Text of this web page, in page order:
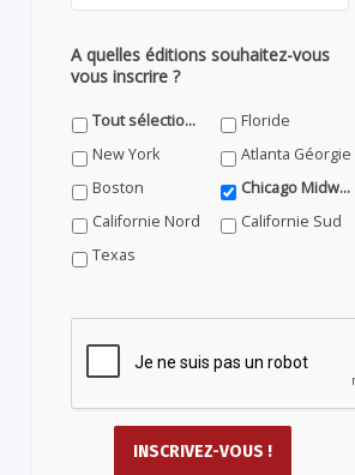
A quelles éditions souhaitez-vous
vous inscrire ?
Tout sélectionner
Floride
New York
Atlanta Géorgie
Boston
Chicago Midwest
Californie Nord
Californie Sud
Texas